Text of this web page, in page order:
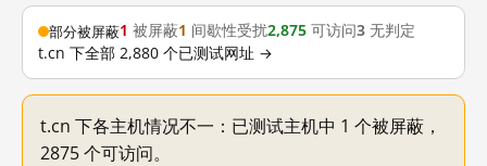
部分被屏蔽1 被屏蔽1 间歇性受扰2,875 可访问3 无判定
t.cn 下全部 2,880 个已测试网址 →
t.cn 下各主机情况不一：已测试主机中 1 个被屏蔽，
2875 个可访问。